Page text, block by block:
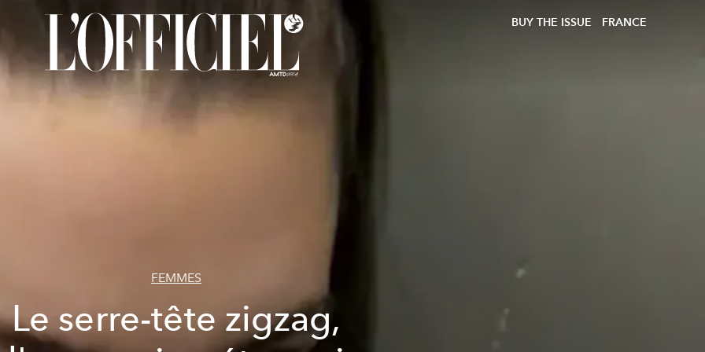
BUY THE ISSUE FRANCE
FEMMES
Le serre-tête zigzag,